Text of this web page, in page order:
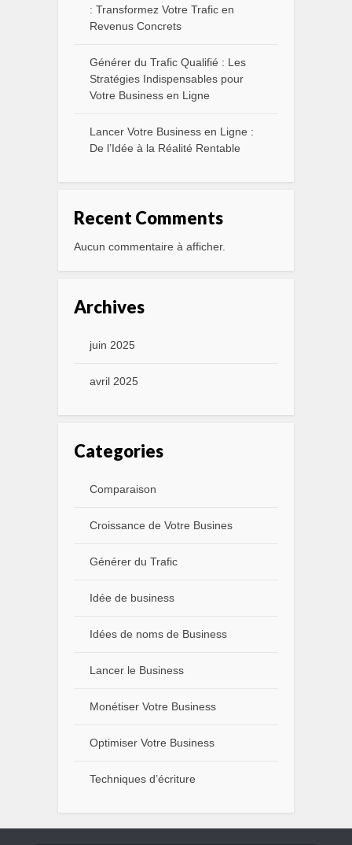
: Transformez Votre Trafic en
Revenus Concrets
Générer du Trafic Qualifié : Les
Stratégies Indispensables pour
Votre Business en Ligne
Lancer Votre Business en Ligne :
De l’Idée à la Réalité Rentable
Recent Comments
Aucun commentaire à afficher.
Archives
juin 2025
avril 2025
Categories
Comparaison
Croissance de Votre Busines
Générer du Trafic
Idée de business
Idées de noms de Business
Lancer le Business
Monétiser Votre Business
Optimiser Votre Business
Techniques d’écriture